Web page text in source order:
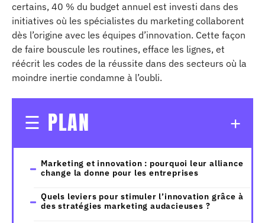
certains, 40 % du budget annuel est investi dans des
initiatives où les spécialistes du marketing collaborent
dès l’origine avec les équipes d’innovation. Cette façon
de faire bouscule les routines, efface les lignes, et
réécrit les codes de la réussite dans des secteurs où la
moindre inertie condamne à l’oubli.
PLAN
Marketing et innovation : pourquoi leur alliance
change la donne pour les entreprises
Quels leviers pour stimuler l’innovation grâce à
des stratégies marketing audacieuses ?